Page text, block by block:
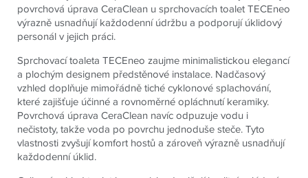
povrchová úprava CeraClean u sprchovacích toalet TECEneo
výrazně usnadňují každodenní údržbu a podporují úklidový
personál v jejich práci.
Sprchovací toaleta TECEneo zaujme minimalistickou elegancí
a plochým designem předstěnové instalace. Nadčasový
vzhled doplňuje mimořádně tiché cyklonové splachování,
které zajišťuje účinné a rovnoměrné opláchnutí keramiky.
Povrchová úprava CeraClean navíc odpuzuje vodu i
nečistoty, takže voda po povrchu jednoduše steče. Tyto
vlastnosti zvyšují komfort hostů a zároveň výrazně usnadňují
každodenní úklid.